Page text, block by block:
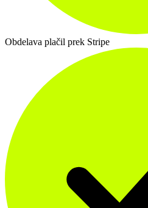
Obdelava plačil prek Stripe